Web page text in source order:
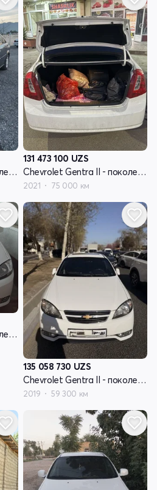
Chevrolet Gentra II - поколение
131 473 100 UZS
Chevrolet Gentra II - поколение
2021 75 000 км
Chevrolet Gentra II - поколение
135 058 730 UZS
Chevrolet Gentra II - поколение
2019 59 300 км